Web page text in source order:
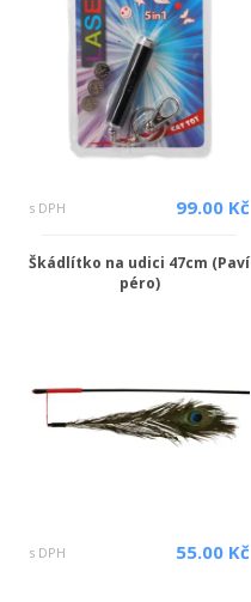
s DPH 99.00 Kč
Škádlítko na udici 47cm (Paví
péro)
s DPH 55.00 Kč